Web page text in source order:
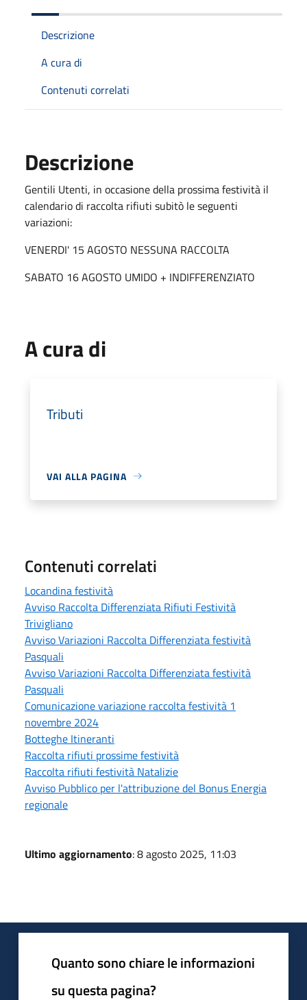
Descrizione
A cura di
Contenuti correlati
Descrizione
Gentili Utenti, in occasione della prossima festività il
calendario di raccolta rifiuti subitò le seguenti
variazioni:
VENERDI' 15 AGOSTO NESSUNA RACCOLTA
SABATO 16 AGOSTO UMIDO + INDIFFERENZIATO
A cura di
Tributi
VAI ALLA PAGINA
Contenuti correlati
Locandina festività
Avviso Raccolta Differenziata Rifiuti Festività
Trivigliano
Avviso Variazioni Raccolta Differenziata festività
Pasquali
Avviso Variazioni Raccolta Differenziata festività
Pasquali
Comunicazione variazione raccolta festività 1
novembre 2024
Botteghe Itineranti
Raccolta rifiuti prossime festività
Raccolta rifiuti festività Natalizie
Avviso Pubblico per l'attribuzione del Bonus Energia
regionale
Ultimo aggiornamento: 8 agosto 2025, 11:03
Quanto sono chiare le informazioni
su questa pagina?